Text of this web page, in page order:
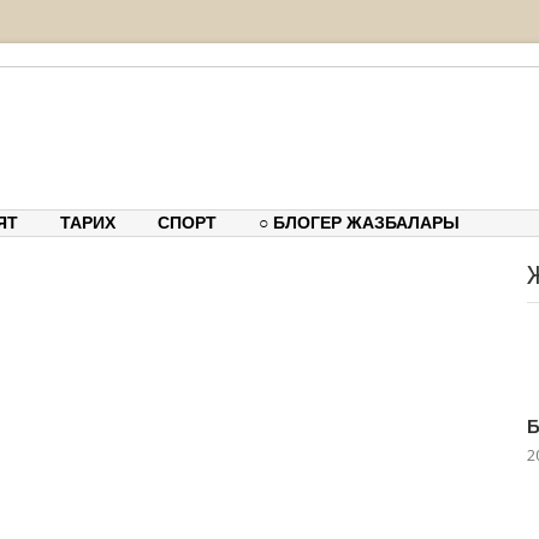
ТАРИХ СПОРТ ○ БЛОГЕР ЖАЗБАЛАРЫ